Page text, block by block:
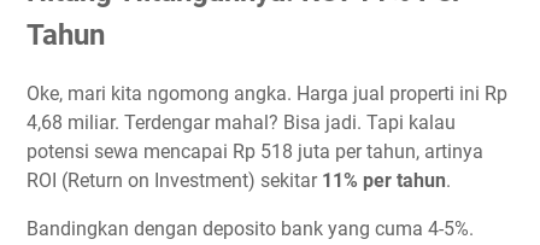
Tahun
Oke, mari kita ngomong angka. Harga jual properti ini Rp
4,68 miliar. Terdengar mahal? Bisa jadi. Tapi kalau
potensi sewa mencapai Rp 518 juta per tahun, artinya
ROI (Return on Investment) sekitar 11% per tahun.
Bandingkan dengan deposito bank yang cuma 4-5%.